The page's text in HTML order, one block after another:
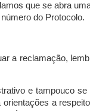
que se abra
do Protocolo.
a reclamação,
e tampouco
a